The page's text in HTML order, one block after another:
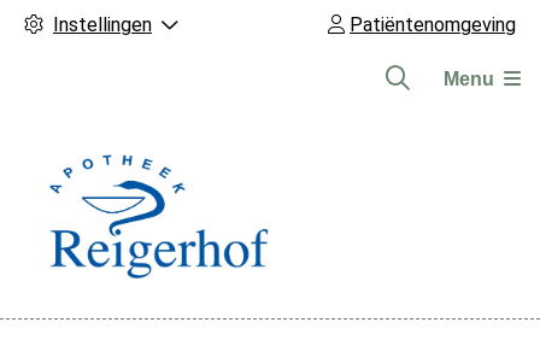
Instellingen Patiëntenomgeving
Menu